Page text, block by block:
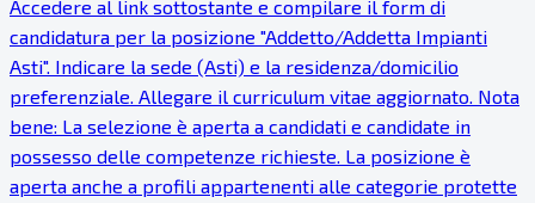
Accedere al link sottostante e compilare il form di
candidatura per la posizione "Addetto/Addetta Impianti
Asti". Indicare la sede (Asti) e la residenza/domicilio
preferenziale. Allegare il curriculum vitae aggiornato. Nota
bene: La selezione è aperta a candidati e candidate in
possesso delle competenze richieste. La posizione è
aperta anche a profili appartenenti alle categorie protette